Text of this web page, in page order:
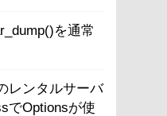
を通常
レンタルサーバ
でOptionsが使